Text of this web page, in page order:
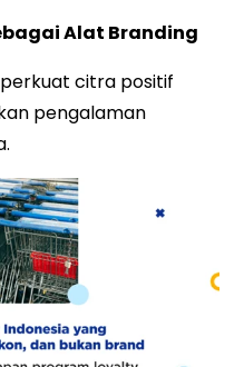
Alat Branding
citra positif
pengalaman